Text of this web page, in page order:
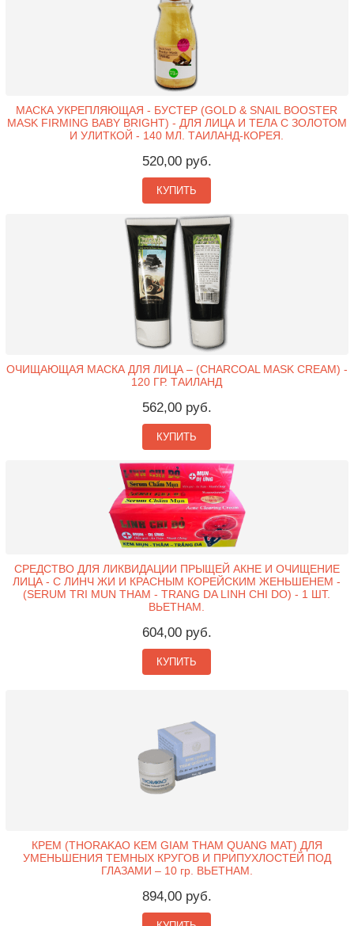
МАСКА УКРЕПЛЯЮЩАЯ - БУСТЕР (GOLD & SNAIL BOOSTER
MASK FIRMING BABY BRIGHT) - ДЛЯ ЛИЦА И ТЕЛА С ЗОЛОТОМ
И УЛИТКОЙ - 140 МЛ. ТАИЛАНД-КОРЕЯ.
520,00 руб.
КУПИТЬ
ОЧИЩАЮЩАЯ МАСКА ДЛЯ ЛИЦА – (CHARCOAL MASK CREAM) -
120 ГР. ТАИЛАНД
562,00 руб.
КУПИТЬ
СРЕДСТВО ДЛЯ ЛИКВИДАЦИИ ПРЫЩЕЙ АКНЕ И ОЧИЩЕНИЕ
ЛИЦА - С ЛИНЧ ЖИ И КРАСНЫМ КОРЕЙСКИМ ЖЕНЬШЕНЕМ -
(SERUM TRI MUN THAM - TRANG DA LINH CHI DO) - 1 ШТ.
ВЬЕТНАМ.
604,00 руб.
КУПИТЬ
КРЕМ (THORAKAO KEM GIAM THAM QUANG MAT) ДЛЯ
УМЕНЬШЕНИЯ ТЕМНЫХ КРУГОВ И ПРИПУХЛОСТЕЙ ПОД
ГЛАЗАМИ – 10 гр. ВЬЕТНАМ.
894,00 руб.